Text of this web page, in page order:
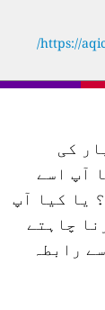
https://
کی
آپ اسے
یا کیا آپ
چاہتے
رابطہ